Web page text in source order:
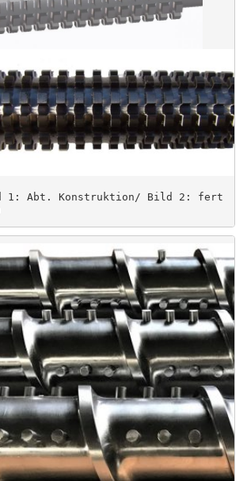
1: Abt. Konstruktion/ Bild 2: fert